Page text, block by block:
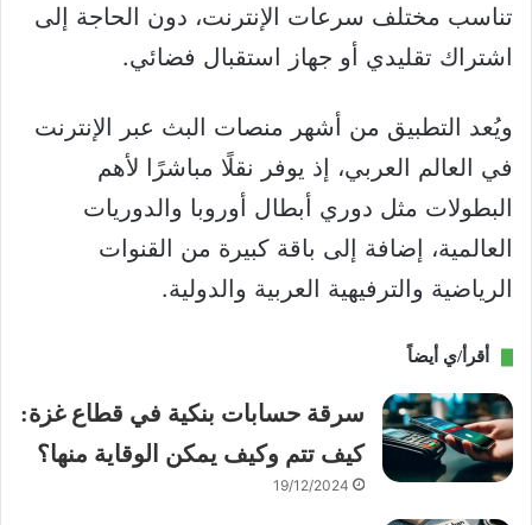
تناسب مختلف سرعات الإنترنت، دون الحاجة إلى
اشتراك تقليدي أو جهاز استقبال فضائي.
ويُعد التطبيق من أشهر منصات البث عبر الإنترنت
في العالم العربي، إذ يوفر نقلًا مباشرًا لأهم
البطولات مثل دوري أبطال أوروبا والدوريات
العالمية، إضافة إلى باقة كبيرة من القنوات
الرياضية والترفيهية العربية والدولية.
أقرأ/ي أيضاً
سرقة حسابات بنكية في قطاع غزة:
كيف تتم وكيف يمكن الوقاية منها؟
19/12/2024